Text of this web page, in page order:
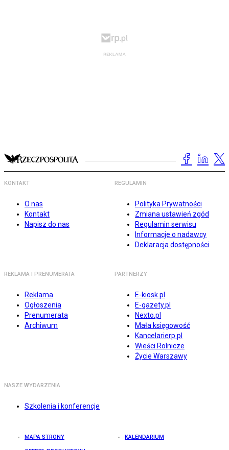
KONTAKT
O nas
Kontakt
Napisz do nas
REGULAMIN
Polityka Prywatności
Zmiana ustawień zgód
Regulamin serwisu
Informacje o nadawcy
Deklaracja dostępności
REKLAMA I PRENUMERATA
Reklama
Ogłoszenia
Prenumerata
Archiwum
PARTNERZY
E-kiosk.pl
E-gazety.pl
Nexto.pl
Mała księgowość
Kancelarierp.pl
Wieści Rolnicze
Życie Warszawy
NASZE WYDARZENIA
Szkolenia i konferencje
MAPA STRONY KALENDARIUM